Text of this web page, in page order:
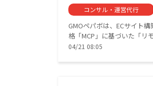
コンサル・運営代行
GMOペパボは、ECサイト
格「MCP」に基づいた「リ
04/21 08:05